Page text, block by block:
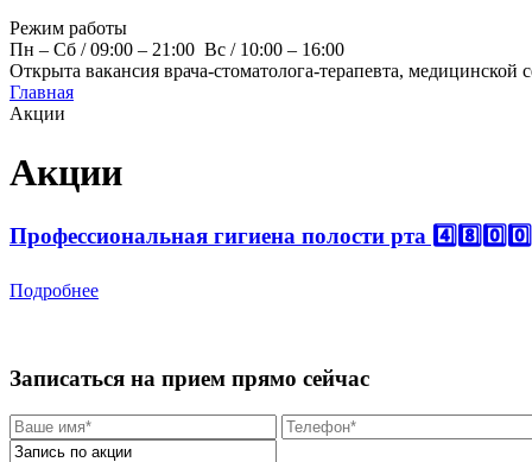
Режим работы
Пн – Cб / 09:00 – 21:00 Вс / 10:00 – 16:00
Открыта вакансия врача-стоматолога-терапевта, медицинской
Главная
Акции
Акции
Профессиональная гигиена полости рта
Подробнее
Записаться на прием прямо сейчас